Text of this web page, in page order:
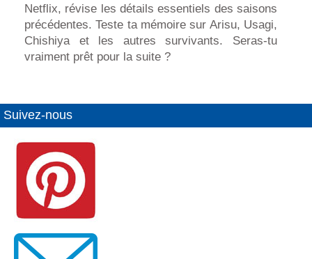
Netflix, révise les détails essentiels des saisons
précédentes. Teste ta mémoire sur Arisu, Usagi,
Chishiya et les autres survivants. Seras-tu
vraiment prêt pour la suite ?
Suivez-nous